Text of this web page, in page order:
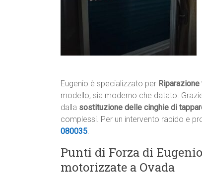
Eugenio è specializzato per
modello, sia moderno che datato.
dalla sostituzione delle cinghie di
complessi. Per un intervento rapido e
080035.
Punti di Forza di
motorizzate a Ovada